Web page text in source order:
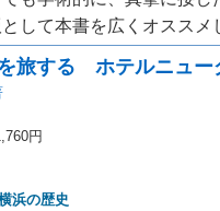
として本書を広くオスス
旅する ホテルニュー
円
浜の歴史